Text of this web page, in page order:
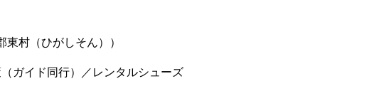
村（ひがしそん））
ガイド同行）／レンタルシューズ